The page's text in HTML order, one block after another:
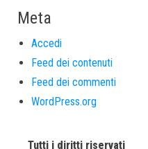
Meta
Accedi
Feed dei contenuti
Feed dei commenti
WordPress.org
Tutti i diritti riservati